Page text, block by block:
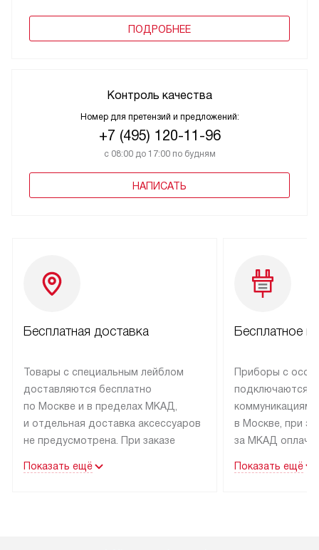
ПОДРОБНЕЕ
Контроль качества
Номер для претензий и предложений:
+7 (495) 120-11-96
с 08:00 до 17:00 по будням
НАПИСАТЬ
Бесплатная доставка
Товары с специальным лейблом
доставляются бесплатно
по Москве и в пределах МКАД,
и отдельная доставка аксессуаров
не предусмотрена. При заказе
рекомендуем обсудить
Показать ещё
Бесплатное
Приборы с
подключаются к
коммуникациям
в Москве, при
за МКАД
партнера
Показать ещё